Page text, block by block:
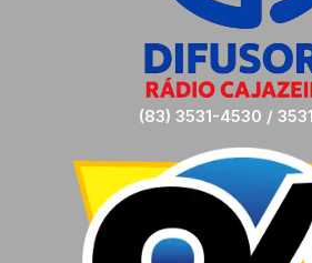
(83) 3531-4530 /